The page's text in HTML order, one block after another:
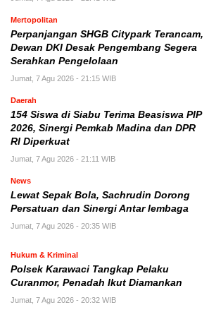
Mertopolitan
Perpanjangan SHGB Citypark Terancam,
Dewan DKI Desak Pengembang Segera
Serahkan Pengelolaan
Jumat, 7 Agu 2026 - 21:15 WIB
Daerah
154 Siswa di Siabu Terima Beasiswa PIP
2026, Sinergi Pemkab Madina dan DPR
RI Diperkuat
Jumat, 7 Agu 2026 - 21:11 WIB
News
Lewat Sepak Bola, Sachrudin Dorong
Persatuan dan Sinergi Antar lembaga
Jumat, 7 Agu 2026 - 20:35 WIB
Hukum & Kriminal
Polsek Karawaci Tangkap Pelaku
Curanmor, Penadah Ikut Diamankan
Jumat, 7 Agu 2026 - 20:32 WIB